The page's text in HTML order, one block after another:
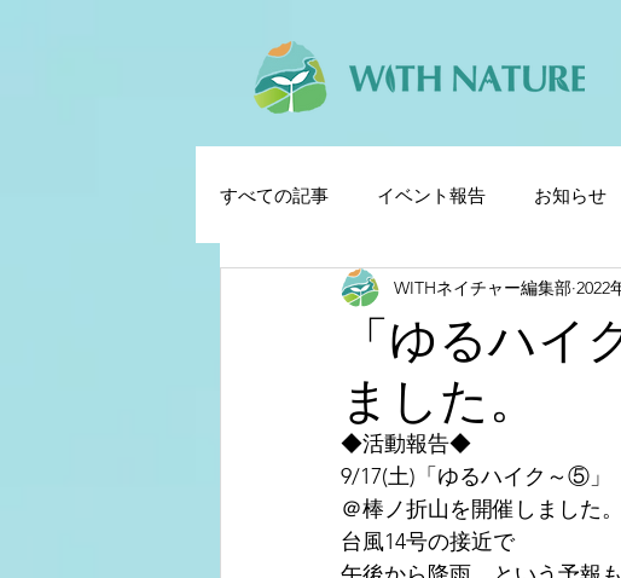
すべての記事 イベント報告 お知らせ
「ゆるハ
ました。
WITHネイチャー編集部 2022
◆活動報告◆
9/17(土)「ゆるハイク～⑤」
＠棒ノ折山を開催しました。
台風14号の接近で